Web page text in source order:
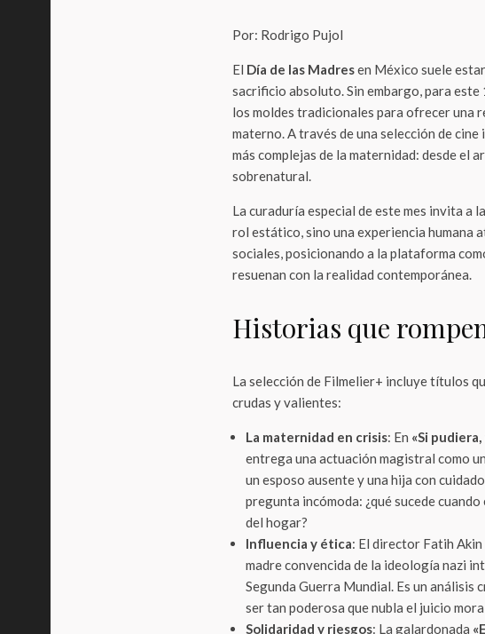
Por: Rodrigo Pujol
El Día de las Madresen México suele
sacrificio absoluto. Sin embargo, para este
los moldes tradicionales para ofrecer una
materno. A través de una selección de
más complejas de la maternidad: desde el
sobrenatural.
La curaduría especial de este mes invita a
rol estático, sino una experiencia humana
sociales, posicionando a la plataforma
resuenan con la realidad contemporánea.
Historias que
La selección de Filmelier+ incluye títulos
crudas y valientes:
La maternidad en crisis: En «Si
entrega una actuación magistral como
un esposo ausente y una hija con
pregunta incómoda: ¿qué sucede
del hogar?
Influencia y ética: El director Fatih
madre convencida de la ideología nazi
Segunda Guerra Mundial. Es un análisis
ser tan poderosa que nubla el juicio
Solidaridad y riesgos: La galardonada